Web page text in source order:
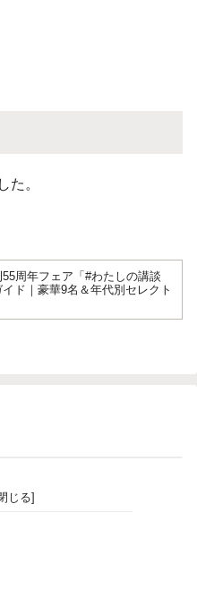
た。
周年フェア「#わたしの講談
ド｜豪華9名＆年代別セレクト